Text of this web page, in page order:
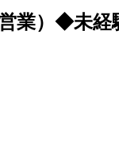
業）◆未